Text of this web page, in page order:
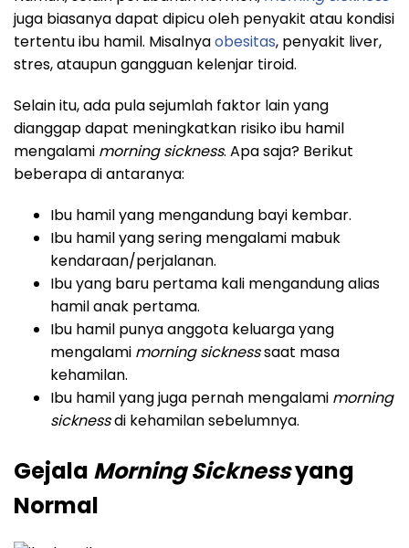
juga biasanya dapat dipicu oleh penyakit atau kondisi
tertentu ibu hamil. Misalnyaobesitas, penyakit liver,
stres, ataupun gangguan kelenjar tiroid.
Selain itu, ada pula sejumlah faktor lain yang
dianggap dapat meningkatkan risiko ibu hamil
mengalami morning sickness. Apa saja? Berikut
beberapa di antaranya:
Ibu hamil yang mengandung bayi kembar.
Ibu hamil yang sering mengalami mabuk
kendaraan/perjalanan.
Ibu yang baru pertama kali mengandung alias
hamil anak pertama.
Ibu hamil punya anggota keluarga yang
mengalami morning sicknesssaat masa
kehamilan.
Ibu hamil yang juga pernah mengalami morning
sicknessdi kehamilan sebelumnya.
Gejala Morning Sicknessyang
Normal